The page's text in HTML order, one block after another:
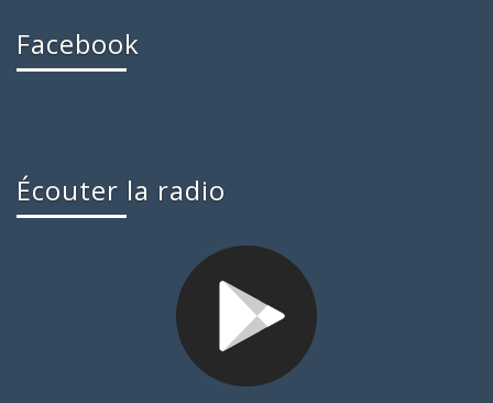
Facebook
Écouter la radio